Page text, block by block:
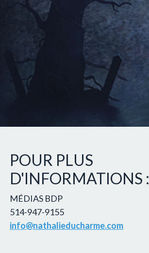
POUR PLUS
D'INFORMATIONS :
MÉDIAS BDP
514-947-9155
info@nathalieducharme.com